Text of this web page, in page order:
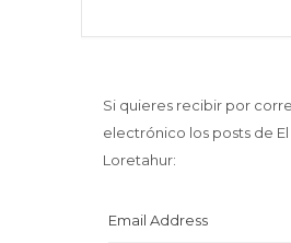
Si quieres recibir por
electrónico los posts de
Loretahur:
Email Address